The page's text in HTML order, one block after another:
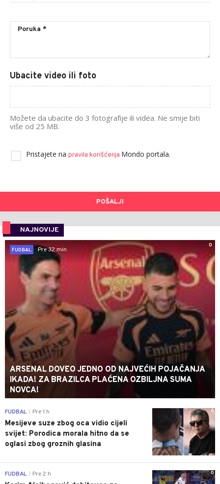
Ubacite video ili foto
Možete da ubacite do 3 fotografije ili videa. Ne smije biti
više od 25 MB.
Pristajete na pravila korišćenja Mondo portala.
POŠALJI
NAJNOVIJE
0
FUDBAL
Pre 32 min
ARSENAL DOVEO JEDNO OD NAJVEĆIH POJAČANJA
IKADA! ZA BRAZILCA PLAĆENA OZBILJNA SUMA
NOVCA!
0
FUDBAL Pre 1 h
Mesijeve suze zbog oca vidio cijeli
svijet: Porodica morala hitno da se
oglasi zbog groznih glasina
0
FUDBAL Pre 2 h